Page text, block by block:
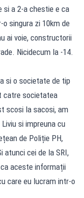
a 2-a chestie e ca
singura zi 10km de
ai voie, constructorii
Nicidecum la -14.
si o societate de tip
catre societatea
scosi la sacosi, am
si impreuna cu
de Poliție PH,
atunci cei de la SRI,
aceste informații
care eu lucram intr-o